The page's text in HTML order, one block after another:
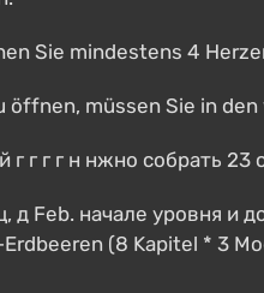
Sie mindestens 4
müssen Sie in
г г г н нжно собрать
д Feb. начале уровня и
(8 Kapitel * 3